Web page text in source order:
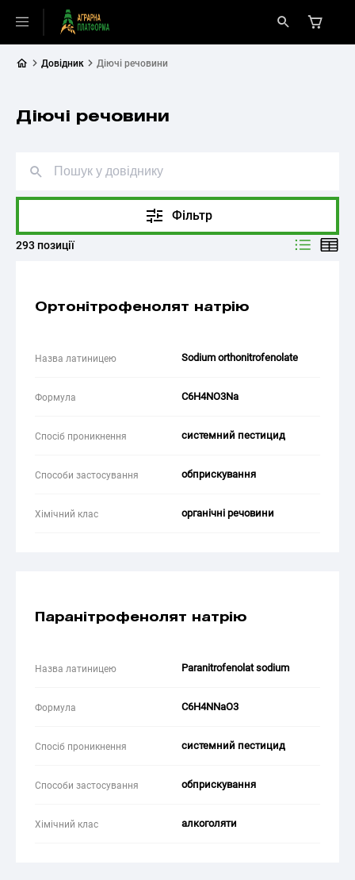
Довідник Діючі речовини
Діючі речовини
Фільтр
293 позиції
Ортонітрофенолят натрію
Назва латиницею Sodium orthonitrofenolate
Формула C6H4NO3Na
Спосіб проникнення системний пестицид
Способи застосування обприскування
Хімічний клас органічні речовини
Паранітрофенолят натрію
Назва латиницею Paranitrofenolat sodium
Формула C6H4NNaO3
Спосіб проникнення системний пестицид
Способи застосування обприскування
Хімічний клас алкоголяти